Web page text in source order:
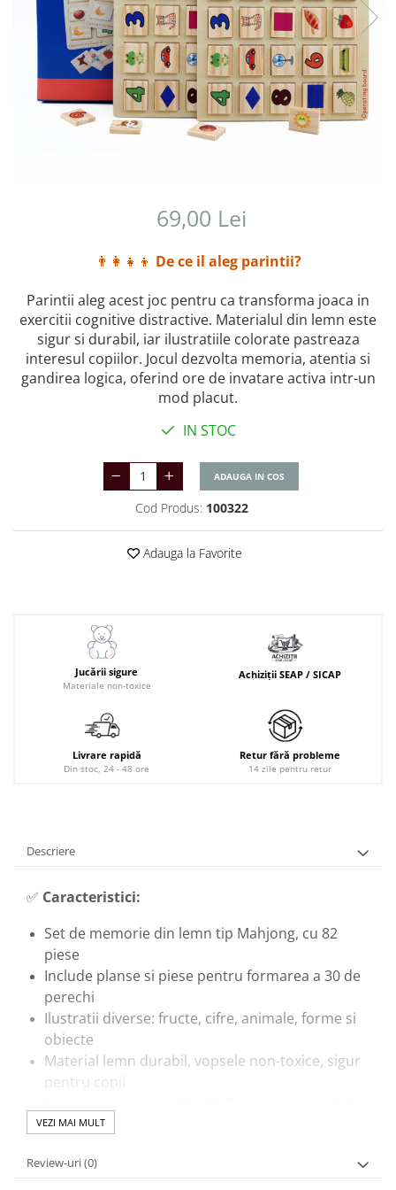
69,00 Lei
👨‍👩‍👧‍👦 De ce il aleg parintii?
Parintii aleg acest joc pentru ca transforma joaca in
exercitii cognitive distractive. Materialul din lemn este
sigur si durabil, iar ilustratiile colorate pastreaza
interesul copiilor. Jocul dezvolta memoria, atentia si
gandirea logica, oferind ore de invatare activa intr-un
mod placut.
IN STOC
ADAUGA IN COS
Cod Produs: 100322
Adauga la Favorite
Jucării sigure
Materiale non-toxice
Achiziții SEAP / SICAP
Livrare rapidă
Din stoc, 24 - 48 ore
Retur fără probleme
14 zile pentru retur
Descriere
✅ Caracteristici:
Set de memorie din lemn tip Mahjong, cu 82
piese
Include planse si piese pentru formarea a 30 de
perechi
Ilustratii diverse: fructe, cifre, animale, forme si
obiecte
Material lemn durabil, vopsele non-toxice, sigur
pentru copii
3,1 cm
🎓Beneficii educationale:
VEZI MAI MULT
Review-uri(0)